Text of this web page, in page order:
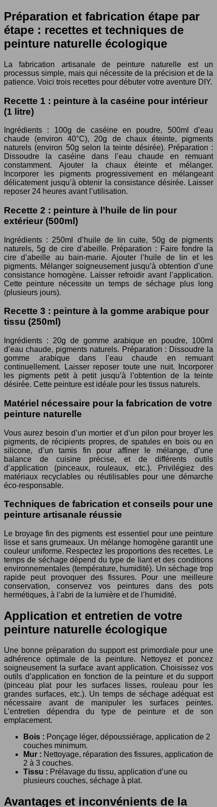
Préparation et fabrication étape par
étape : recettes et techniques de
peinture naturelle écologique
La fabrication artisanale de peinture naturelle est un
processus simple, mais qui nécessite de la précision et de la
patience. Voici trois recettes pour débuter votre aventure DIY.
Recette 1 : peinture à la caséine pour intérieur
(1 litre)
Ingrédients : 100g de caséine en poudre, 500ml d’eau
chaude (environ 40°C), 20g de chaux éteinte, pigments
naturels (environ 50g selon la teinte désirée). Préparation :
Dissoudre la caséine dans l’eau chaude en remuant
constamment. Ajouter la chaux éteinte et mélanger.
Incorporer les pigments progressivement en mélangeant
délicatement jusqu’à obtenir la consistance désirée. Laisser
reposer 24 heures avant l’utilisation.
Recette 2 : peinture à l’huile de lin pour
extérieur (500ml)
Ingrédients : 250ml d’huile de lin cuite, 50g de pigments
naturels, 5g de cire d’abeille. Préparation : Faire fondre la
cire d’abeille au bain-marie. Ajouter l’huile de lin et les
pigments. Mélanger soigneusement jusqu’à obtention d’une
consistance homogène. Laisser refroidir avant l’application.
Cette peinture nécessite un temps de séchage plus long
(plusieurs jours).
Recette 3 : peinture à la gomme arabique pour
tissu (250ml)
Ingrédients : 20g de gomme arabique en poudre, 100ml
d’eau chaude, pigments naturels. Préparation : Dissoudre la
gomme arabique dans l’eau chaude en remuant
continuellement. Laisser reposer toute une nuit. Incorporer
les pigments petit à petit jusqu’à l’obtention de la teinte
désirée. Cette peinture est idéale pour les tissus naturels.
Matériel nécessaire pour la fabrication de votre
peinture naturelle
Vous aurez besoin d’un mortier et d’un pilon pour broyer les
pigments, de récipients propres, de spatules en bois ou en
silicone, d’un tamis fin pour affiner le mélange, d’une
balance de cuisine précise, et de différents outils
d’application (pinceaux, rouleaux, etc.). Privilégiez des
matériaux recyclables ou réutilisables pour une démarche
éco-responsable.
Techniques de fabrication et conseils pour une
peinture artisanale réussie
Le broyage fin des pigments est essentiel pour une peinture
lisse et sans grumeaux. Un mélange homogène garantit une
couleur uniforme. Respectez les proportions des recettes. Le
temps de séchage dépend du type de liant et des conditions
environnementales (température, humidité). Un séchage trop
rapide peut provoquer des fissures. Pour une meilleure
conservation, conservez vos peintures dans des pots
hermétiques, à l’abri de la lumière et de l’humidité.
Application et entretien de votre
peinture naturelle écologique
Une bonne préparation du support est primordiale pour une
adhérence optimale de la peinture. Nettoyez et poncez
soigneusement la surface avant application. Choisissez vos
outils d’application en fonction de la peinture et du support
(pinceau plat pour les surfaces lisses, rouleau pour les
grandes surfaces, etc.). Un temps de séchage adéquat est
nécessaire avant de manipuler les surfaces peintes.
L’entretien dépendra du type de peinture et de son
emplacement.
Bois : Ponçage léger, dépoussiérage, application de 2
couches minimum.
Mur : Nettoyage, réparation des fissures, application de
2 à 3 couches.
Tissu : Prélavage du tissu, application d’une ou
plusieurs couches, séchage à plat.
Avantages et inconvénients de la